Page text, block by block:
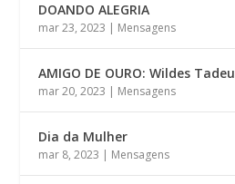
DOANDO ALEGRIA
mar 23, 2023 | Mensagens
AMIGO DE OURO: Wildes Tadeu
mar 20, 2023 | Mensagens
Dia da Mulher
mar 8, 2023 | Mensagens